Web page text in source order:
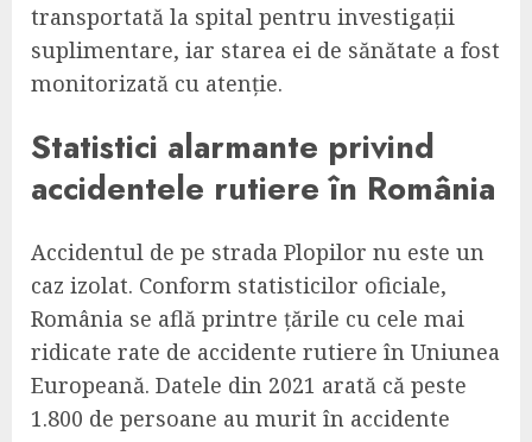
transportată la spital pentru investigații
suplimentare, iar starea ei de sănătate a fost
monitorizată cu atenție.
Statistici alarmante privind
accidentele rutiere în România
Accidentul de pe strada Plopilor nu este un
caz izolat. Conform statisticilor oficiale,
România se află printre țările cu cele mai
ridicate rate de accidente rutiere în Uniunea
Europeană. Datele din 2021 arată că peste
1.800 de persoane au murit în accidente